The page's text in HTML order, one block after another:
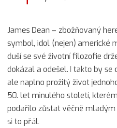
James Dean – zbožňovaný
symbol, idol (nejen) americké
duší se své životní filozofie
dokázal a odešel. I takto by se
ale naplno prožitý život
50. let minulého století,
podařilo zůstat věčně
si to přál.